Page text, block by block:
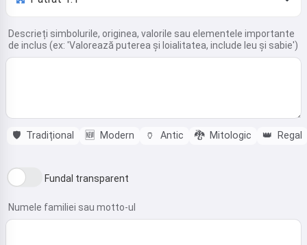
Descrieți simbolurile, originea, valorile sau elementele importante
de inclus (ex: 'Valorează puterea și loialitatea, include leu și sabie')
🛡️ Tradițional 🆕 Modern 🏺 Antic 🐉 Mitologic 👑 Regal
Fundal transparent
Numele familiei sau motto-ul